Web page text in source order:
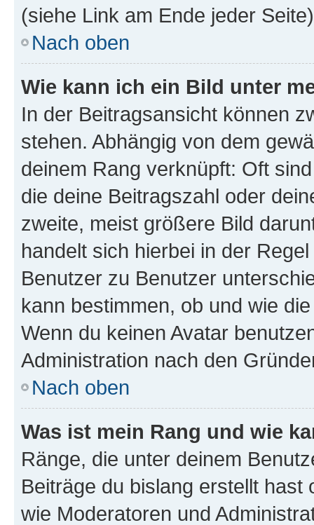
(siehe Link am Ende jeder
Nach oben
Wie kann ich ein Bild unter
In der Beitragsansicht können
stehen. Abhängig von dem
deinem Rang verknüpft: Oft
die deine Beitragszahl oder
zweite, meist größere Bild
handelt sich hierbei in der
Benutzer zu Benutzer
kann bestimmen, ob und wie
Wenn du keinen Avatar
Administration nach den
Nach oben
Was ist mein Rang und wie
Ränge, die unter deinem
Beiträge du bislang erstellt
wie Moderatoren und